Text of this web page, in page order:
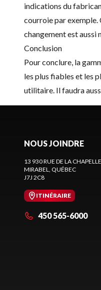
indications du
courroie par
changement est aussi
Conclusion
Pour conclure, la
les plus fiables et les
utilitaire. Il faudra
NOUS JOINDRE
13 930 RUE DE LA CHAPELLE
MIRABEL
, QUÉBEC
J7J 2C8
ITINÉRAIRE
450 565-6000